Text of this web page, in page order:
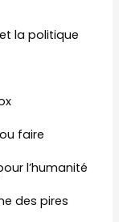
la politique
faire
l’humanité
des pires